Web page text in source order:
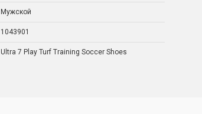
Мужской
1043901
Ultra 7 Play Turf Training Soccer Shoes